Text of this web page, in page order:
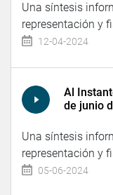
Una síntesis
representación y
12-04-2024
Al
de junio
Una síntesis
representación y
05-06-2024